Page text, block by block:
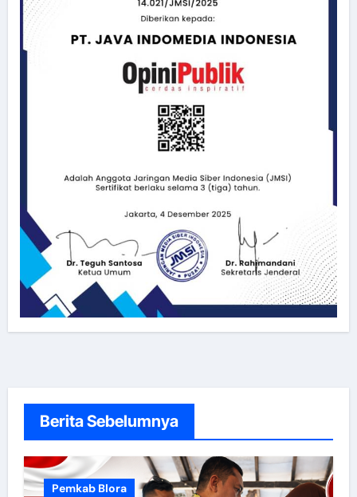
Berita Sebelumnya
Pemkab Blora